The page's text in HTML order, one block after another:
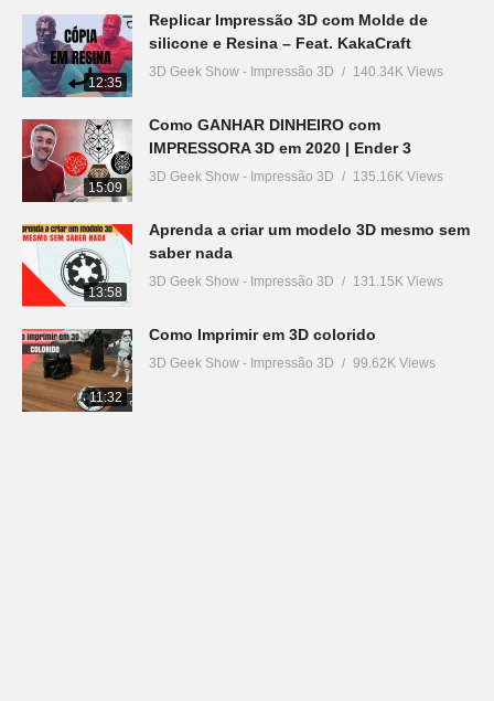
12:35
Replicar Impressão 3D com Molde de
silicone e Resina – Feat. KakaCraft
3D Geek Show - Impressão 3D 140.34K Views
15:09
Como GANHAR DINHEIRO com
IMPRESSORA 3D em 2020 | Ender 3
3D Geek Show - Impressão 3D 135.16K Views
13:58
Aprenda a criar um modelo 3D mesmo sem
saber nada
3D Geek Show - Impressão 3D 131.15K Views
11:32
Como Imprimir em 3D colorido
3D Geek Show - Impressão 3D 99.62K Views